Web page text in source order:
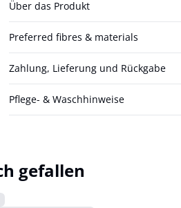
Über das Produkt
Preferred fibres & materials
Zahlung, Lieferung und Rückgabe
Pflege- & Waschhinweise
gefallen